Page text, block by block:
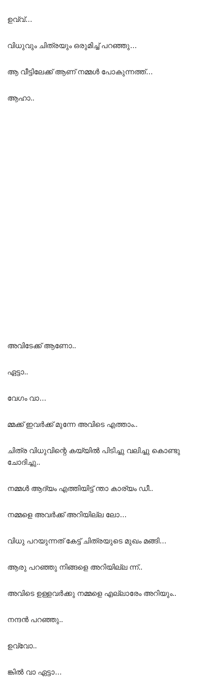
ഉവ്വ്…
വിധുവും ചിത്രയും ഒരുമിച്ച് പറഞ്ഞു…
ആ വീട്ടിലേക്ക് ആണ് നമ്മൾ പോകുന്നത്ത്…
ആഹാ..
അവിടേക്ക് ആണോ..
ഏട്ടാ..
വേഗം വാ…
മ്മക്ക് ഇവർക്ക് മുന്നേ അവിടെ എത്താം..
ചിത്ര വിധുവിന്റെ കയ്യിൽ പിടിച്ചു വലിച്ചു കൊണ്ടു
ചോദിച്ചു..
നമ്മൾ ആദ്യം എത്തിയിട്ട് ന്താ കാര്യം ഡീ..
നമ്മളെ അവർക്ക് അറിയില്ല ലോ…
വിധു പറയുന്നത് കേട്ട് ചിത്രയുടെ മുഖം മങ്ങി…
ആരു പറഞ്ഞു നിങ്ങളെ അറിയില്ല ന്ന്..
അവിടെ ഉള്ളവർക്കു നമ്മളെ എല്ലാരേം അറിയും..
നന്ദൻ പറഞ്ഞു..
ഉവ്വോ..
ങ്കിൽ വാ ഏട്ടാ…